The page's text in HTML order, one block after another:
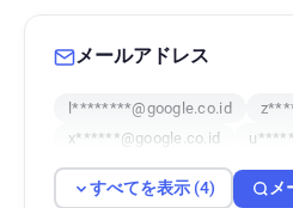
メールアドレス
l********@google.co.id
x******@google.co.id
すべてを表示 (4) メ